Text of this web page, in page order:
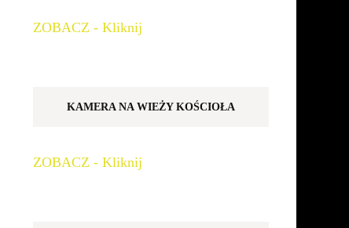
ZOBACZ - Kliknij
KAMERA NA WIEŻY KOŚCIOŁA
ZOBACZ - Kliknij